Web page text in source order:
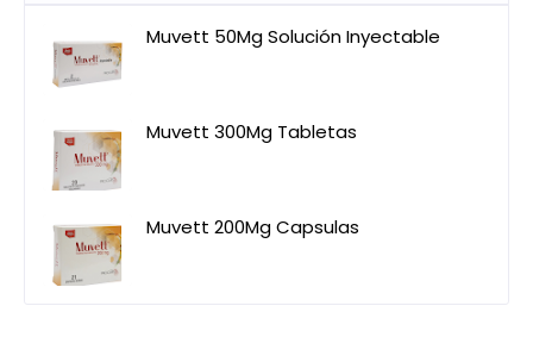
Muvett 50Mg Solución Inyectable
Muvett 300Mg Tabletas
Muvett 200Mg Capsulas